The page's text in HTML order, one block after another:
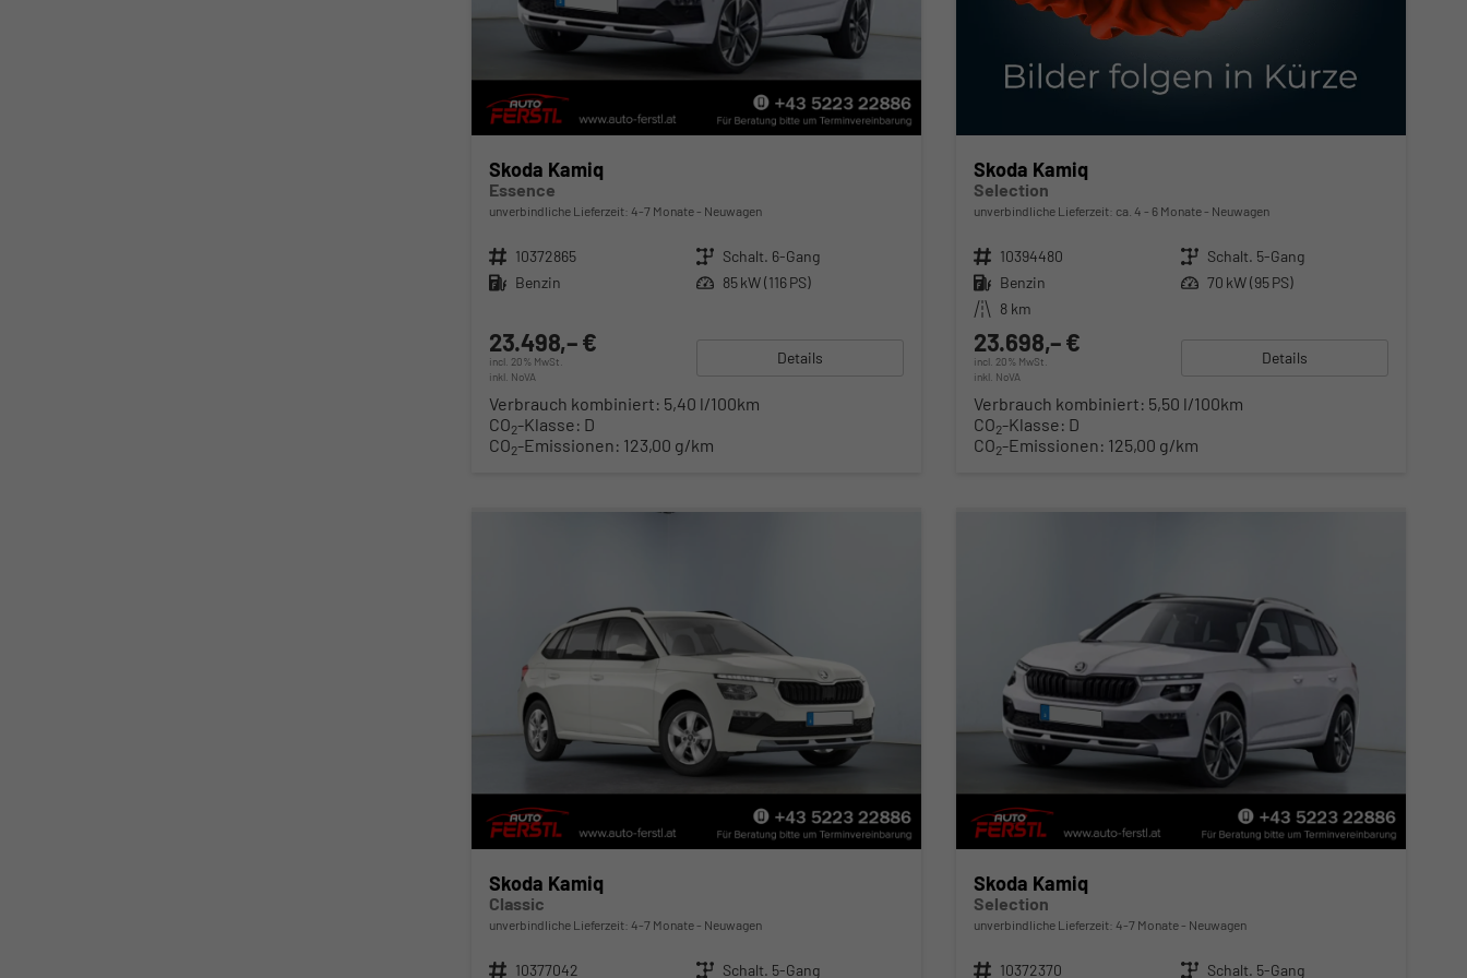
Skoda Kamiq
Essence
unverbindliche Lieferzeit: 4-7 Monate Neuwagen
Fahrzeugnr. 10372865 Getriebe Schalt. 6-Gang
Kraftstoff Benzin Leistung 85 kW (116 PS)
23.498,– €
incl. 20% MwSt.
inkl. NoVA
Details
Verbrauch kombiniert: 5,40 l/100km
CO2-Klasse: D
CO2-Emissionen: 123,00 g/km
Skoda Kamiq
Selection
unverbindliche Lieferzeit: ca. 4 - 6 Monate Neuwagen
Fahrzeugnr. 10394480 Getriebe Schalt. 5-Gang
Kraftstoff Benzin Leistung 70 kW (95 PS)
Kilometerstand 8 km
23.698,– €
incl. 20% MwSt.
inkl. NoVA
Details
Verbrauch kombiniert: 5,50 l/100km
CO2-Klasse: D
CO2-Emissionen: 125,00 g/km
Skoda Kamiq
Classic
unverbindliche Lieferzeit: 4-7 Monate Neuwagen
Fahrzeugnr. 10377042 Getriebe Schalt. 5-Gang
Skoda Kamiq
Selection
unverbindliche Lieferzeit: 4-7 Monate Neuwagen
Fahrzeugnr. 10372370 Getriebe Schalt. 5-Gang